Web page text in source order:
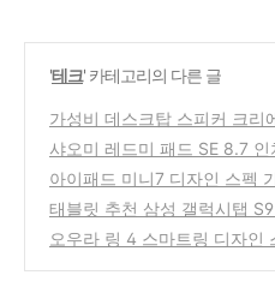
'테크' 카테고리의 다른 글
가성비 데스크탑 스피커 크리
EBBLE 스펙비교
(1)
샤오미 레드미 패드 SE 8.7 인
릿 장점
(5)
아이패드 미니7 디자인 스펙
태블릿 추천 삼성 갤럭시탭
가격은?
(8)
오우라 링 4 스마트링 디자인